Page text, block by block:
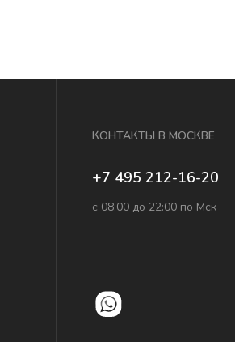
КОНТАКТЫ В МОСКВЕ
+7 495 212-16-20
с 08:00 до 22:00 по Мск